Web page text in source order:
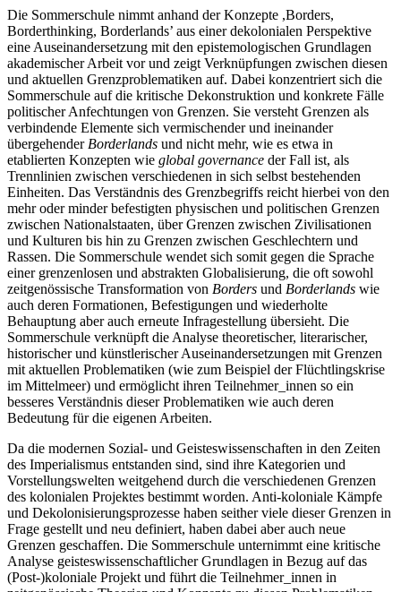
Die Sommerschule nimmt anhand der Konzepte ,Borders,
Borderthinking, Borderlands’ aus einer dekolonialen Perspektive
eine Auseinandersetzung mit den epistemologischen Grundlagen
akademischer Arbeit vor und zeigt Verknüpfungen zwischen diesen
und aktuellen Grenzproblematiken auf. Dabei konzentriert sich die
Sommerschule auf die kritische Dekonstruktion und konkrete Fälle
politischer Anfechtungen von Grenzen. Sie versteht Grenzen als
verbindende Elemente sich vermischender und ineinander
übergehender Borderlands und nicht mehr, wie es etwa in
etablierten Konzepten wie global governance der Fall ist, als
Trennlinien zwischen verschiedenen in sich selbst bestehenden
Einheiten. Das Verständnis des Grenzbegriffs reicht hierbei von den
mehr oder minder befestigten physischen und politischen Grenzen
zwischen Nationalstaaten, über Grenzen zwischen Zivilisationen
und Kulturen bis hin zu Grenzen zwischen Geschlechtern und
Rassen. Die Sommerschule wendet sich somit gegen die Sprache
einer grenzenlosen und abstrakten Globalisierung, die oft sowohl
zeitgenössische Transformation von Borders und Borderlands wie
auch deren Formationen, Befestigungen und wiederholte
Behauptung aber auch erneute Infragestellung übersieht. Die
Sommerschule verknüpft die Analyse theoretischer, literarischer,
historischer und künstlerischer Auseinandersetzungen mit Grenzen
mit aktuellen Problematiken (wie zum Beispiel der Flüchtlingskrise
im Mittelmeer) und ermöglicht ihren Teilnehmer_innen so ein
besseres Verständnis dieser Problematiken wie auch deren
Bedeutung für die eigenen Arbeiten.
Da die modernen Sozial- und Geisteswissenschaften in den Zeiten
des Imperialismus entstanden sind, sind ihre Kategorien und
Vorstellungswelten weitgehend durch die verschiedenen Grenzen
des kolonialen Projektes bestimmt worden. Anti-koloniale Kämpfe
und Dekolonisierungsprozesse haben seither viele dieser Grenzen in
Frage gestellt und neu definiert, haben dabei aber auch neue
Grenzen geschaffen. Die Sommerschule unternimmt eine kritische
Analyse geisteswissenschaftlicher Grundlagen in Bezug auf das
(Post-)koloniale Projekt und führt die Teilnehmer_innen in